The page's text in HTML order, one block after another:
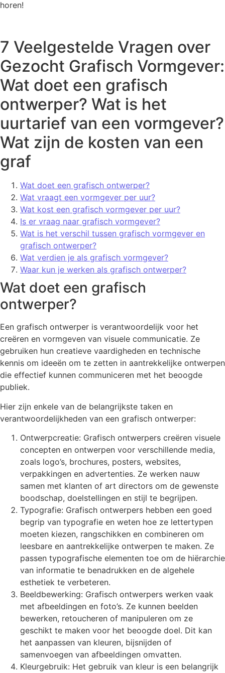
horen!
7 Veelgestelde Vragen over
Gezocht Grafisch Vormgever:
Wat doet een grafisch
ontwerper? Wat is het
uurtarief van een vormgever?
Wat zijn de kosten van een
graf
Wat doet een grafisch ontwerper?
Wat vraagt een vormgever per uur?
Wat kost een grafisch vormgever per uur?
Is er vraag naar grafisch vormgever?
Wat is het verschil tussen grafisch vormgever en
grafisch ontwerper?
Wat verdien je als grafisch vormgever?
Waar kun je werken als grafisch ontwerper?
Wat doet een grafisch
ontwerper?
Een grafisch ontwerper is verantwoordelijk voor het
creëren en vormgeven van visuele communicatie. Ze
gebruiken hun creatieve vaardigheden en technische
kennis om ideeën om te zetten in aantrekkelijke ontwerpen
die effectief kunnen communiceren met het beoogde
publiek.
Hier zijn enkele van de belangrijkste taken en
verantwoordelijkheden van een grafisch ontwerper:
Ontwerpcreatie: Grafisch ontwerpers creëren visuele
concepten en ontwerpen voor verschillende media,
zoals logo’s, brochures, posters, websites,
verpakkingen en advertenties. Ze werken nauw
samen met klanten of art directors om de gewenste
boodschap, doelstellingen en stijl te begrijpen.
Typografie: Grafisch ontwerpers hebben een goed
begrip van typografie en weten hoe ze lettertypen
moeten kiezen, rangschikken en combineren om
leesbare en aantrekkelijke ontwerpen te maken. Ze
passen typografische elementen toe om de hiërarchie
van informatie te benadrukken en de algehele
esthetiek te verbeteren.
Beeldbewerking: Grafisch ontwerpers werken vaak
met afbeeldingen en foto’s. Ze kunnen beelden
bewerken, retoucheren of manipuleren om ze
geschikt te maken voor het beoogde doel. Dit kan
het aanpassen van kleuren, bijsnijden of
samenvoegen van afbeeldingen omvatten.
Kleurgebruik: Het gebruik van kleur is een belangrijk